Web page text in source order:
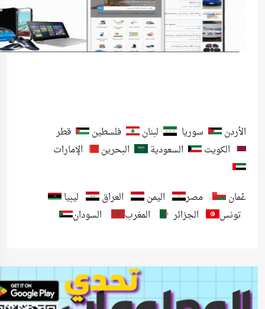
الأردن سوريا لبنان فلسطين
قطر
الكويت
السعودية البحرين الإمارات
عُمان مصر اليمن العراق
ليبيا
تونس
الجزائر المغرب السودان